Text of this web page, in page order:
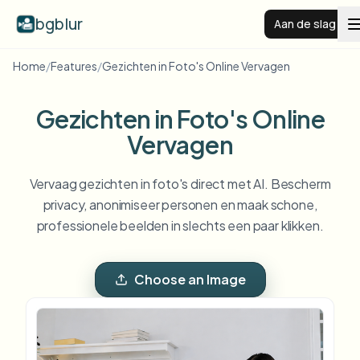
bgblur Aan de slag
Voorbeelden
Alle voorbeelden bekijken
Gezicht vervagen
Kenteken vervagen
Functies
View all features
Browse every blur tool in one place
Scholen & onderwijs
Bronnen
Home/Features/Gezichten in Foto's Online Vervagen
Gezichten in Foto's Online
Vervagen
Vervaag gezichten in foto's direct met AI. Bescherm
privacy, anonimiseer personen en maak schone,
professionele beelden in slechts een paar klikken.
Choose an Image